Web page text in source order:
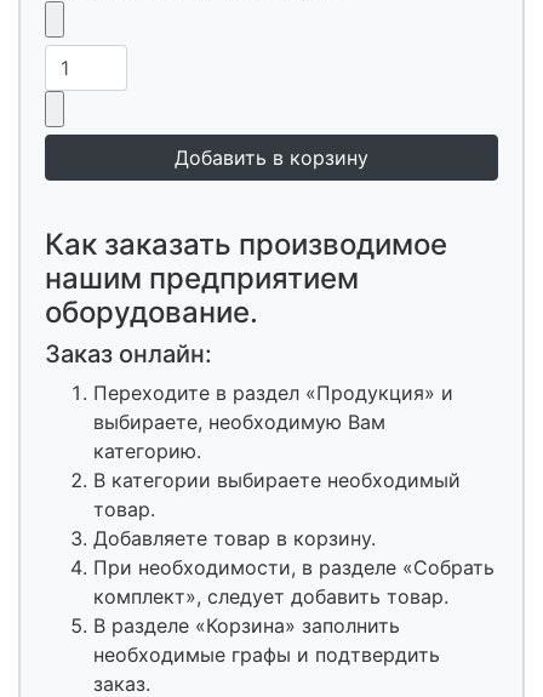
Как заказать производимое
нашим предприятием
оборудование.
Заказ онлайн:
Переходите в раздел «Продукция» и
выбираете, необходимую Вам
категорию.
В категории выбираете необходимый
товар.
Добавляете товар в корзину.
При необходимости, в разделе «Собрать
комплект», следует добавить товар.
В разделе «Корзина» заполнить
необходимые графы и подтвердить
заказ.